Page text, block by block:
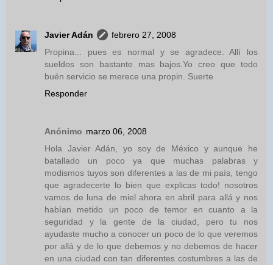
Javier Adán
febrero 27, 2008
Propina... pues es normal y se agradece. Allí los
sueldos son bastante mas bajos.Yo creo que todo
buén servicio se merece una propin. Suerte
Responder
Anónimo marzo 06, 2008
Hola Javier Adán, yo soy de México y aunque he
batallado un poco ya que muchas palabras y
modismos tuyos son diferentes a las de mi país, tengo
que agradecerte lo bien que explicas todo! nosotros
vamos de luna de miel ahora en abril para allá y nos
habían metido un poco de temor en cuanto a la
seguridad y la gente de la ciudad, pero tu nos
ayudaste mucho a conocer un poco de lo que veremos
por allá y de lo que debemos y no debemos de hacer
en una ciudad con tan diferentes costumbres a las de